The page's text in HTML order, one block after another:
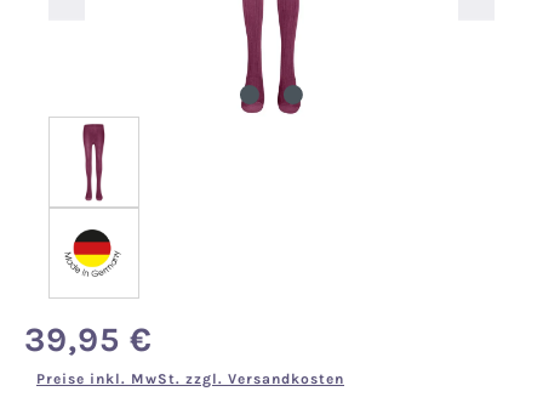
Regulärer Preis:
39,95 €
Preise inkl. MwSt. zzgl. Versandkosten